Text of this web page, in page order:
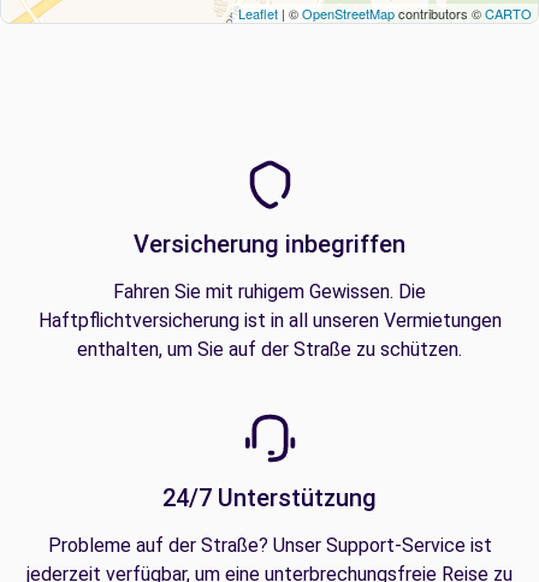
Leaflet | ©OpenStreetMapcontributors ©CARTO
Versicherung inbegriffen
Fahren Sie mit ruhigem Gewissen. Die
Haftpflichtversicherung ist in all unseren Vermietungen
enthalten, um Sie auf der Straße zu schützen.
24/7 Unterstützung
Probleme auf der Straße? Unser Support-Service ist
jederzeit verfügbar, um eine unterbrechungsfreie Reise zu